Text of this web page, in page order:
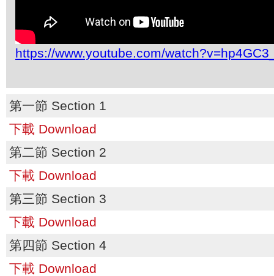
https://www.youtube.com/
第一節 Section 1
下載 Download
第二節 Section 2
下載 Download
第三節 Section 3
下載 Download
第四節 Section 4
下載 Download